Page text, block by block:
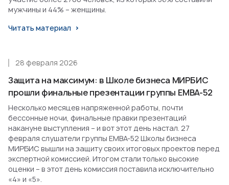
мужчины и 44% – женщины.
Читать материал
Защита на максимум: в Школе бизнеса МИРБИС
прошли финальные презентации группы EMBA-52
28 февраля 2026
Несколько месяцев напряженной работы, почти
бессонные ночи, финальные правки презентаций
накануне выступления – и вот этот день настал. 27
февраля слушатели группы EMBA-52 Школы бизнеса
МИРБИС вышли на защиту своих итоговых проектов перед
экспертной комиссией. Итогом стали только высокие
оценки – в этот день комиссия поставила исключительно
«4» и «5».